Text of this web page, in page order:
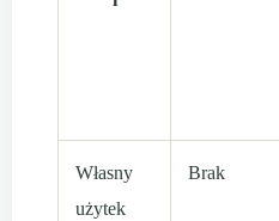
Własny
użytek
Brak